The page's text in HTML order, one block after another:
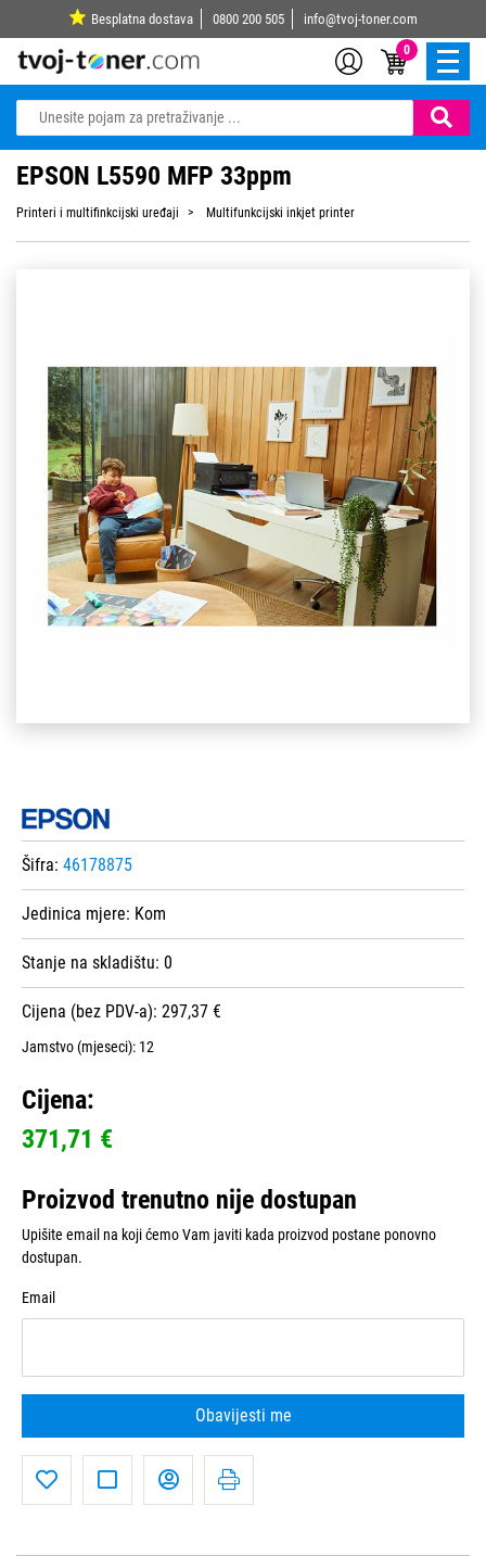
Besplatna dostava 0800 200 505 info@tvoj-toner.com
0
EPSON L5590 MFP 33ppm
Printeri i multifinkcijski uređaji Multifunkcijski inkjet printer
Šifra: 46178875
Jedinica mjere: Kom
Stanje na skladištu: 0
Cijena (bez PDV-a): 297,37 €
Jamstvo (mjeseci): 12
Cijena:
371,71 €
Proizvod trenutno nije dostupan
Upišite email na koji ćemo Vam javiti kada proizvod postane ponovno
dostupan.
Email
Obavijesti me